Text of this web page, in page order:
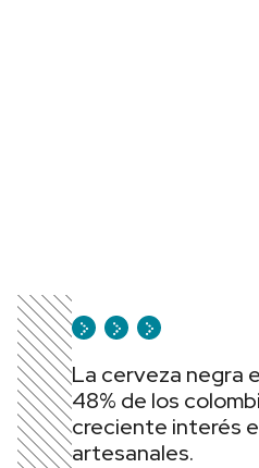
La cerveza negra
48% de los
creciente interés
artesanales.